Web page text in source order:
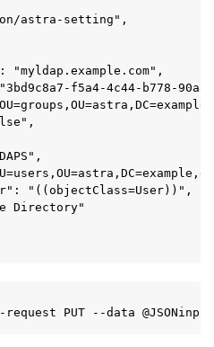
astra-setting",
"myldap.example.com",
f5a4-4c44-b778-
"((objectClass=User))",
Directory"
PUT --data